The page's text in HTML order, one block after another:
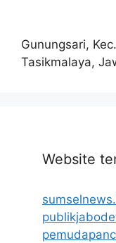
Gunungsari,
Tasikmalaya,
Website